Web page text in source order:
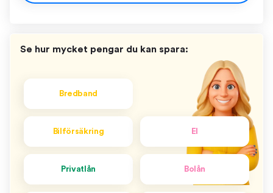
Se hur mycket pengar du kan spara:
Bredband
Bilförsäkring El
Privatlån Bolån